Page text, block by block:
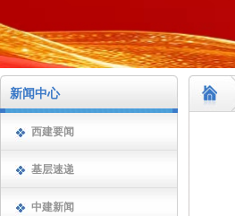
新闻中心
西建要闻
基层速递
中建新闻